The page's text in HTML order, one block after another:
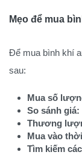
Mẹo để mua
Để mua bình khí
sau:
Mua số
So sánh giá:
Thương
Mua vào
Tìm kiếm